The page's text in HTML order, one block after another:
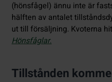
(hönsfågel) ännu inte är
hälften av antalet
ut till försäljning. Kvoterna
Hönsfåglar.
Tillstånden